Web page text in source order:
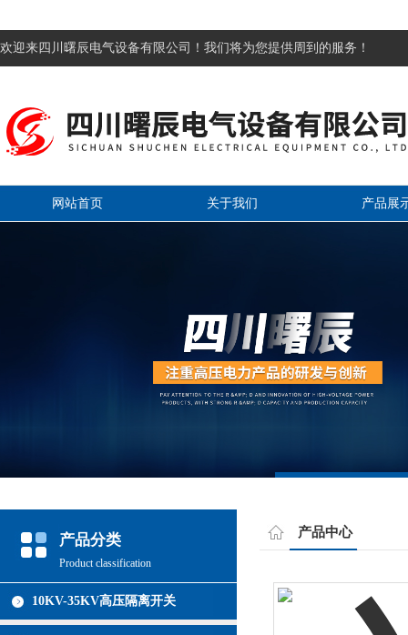
欢迎来四川曙辰电气设备有限公司！我们将为您提供周到的服务！
网站首页 关于我们 产品展
产品分类
Product classification
10KV-35KV高压隔离开关
产品中心